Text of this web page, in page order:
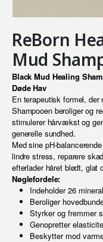
ReBorn
Mud
Black Mud Healing
Døde Hav
En terapeutisk formel,
Shampooen beroliger og
stimulerer hårvækst og
generelle sundhed.
Med sine pH-
lindre stress, reparere
efterlader håret blødt, glat
Nøglefordele:
Indeholder 26
Beroliger
Styrker og fremmer
Genopretter
Beskytter mod